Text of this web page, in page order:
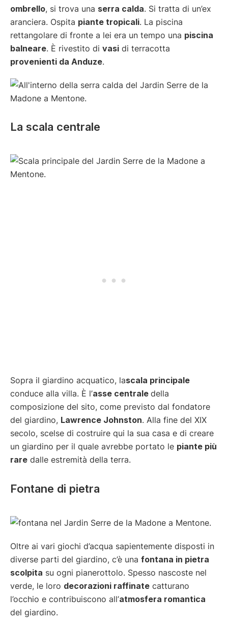
ombrello, si trova una serra calda. Si tratta di un’ex
aranciera. Ospita piante tropicali. La piscina
rettangolare di fronte a lei era un tempo una piscina
balneare. È rivestito di vasi di terracotta
provenienti da Anduze.
La scala centrale
Sopra il giardino acquatico, lascala principale
conduce alla villa. È l’asse centrale della
composizione del sito, come previsto dal fondatore
del giardino, Lawrence Johnston. Alla fine del XIX
secolo, scelse di costruire qui la sua casa e di creare
un giardino per il quale avrebbe portato le piante più
rare dalle estremità della terra.
Fontane di pietra
Oltre ai vari giochi d’acqua sapientemente disposti in
diverse parti del giardino, c’è una fontana in pietra
scolpita su ogni pianerottolo. Spesso nascoste nel
verde, le loro decorazioni raffinate catturano
l’occhio e contribuiscono all’atmosfera romantica
del giardino.